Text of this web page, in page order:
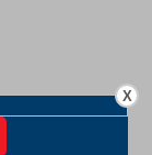
X